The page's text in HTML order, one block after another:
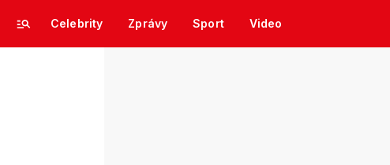
Celebrity Zprávy Sport Video